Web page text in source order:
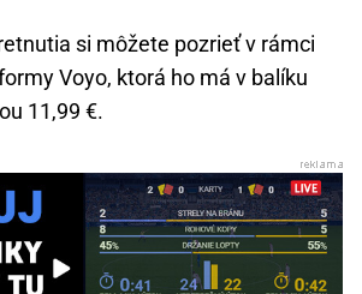
si môžete pozrieť v rámci
Voyo, ktorá ho má v balíku
11,99 €.